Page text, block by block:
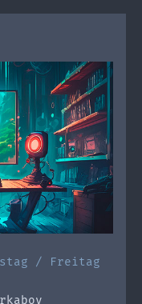
/ Freitag